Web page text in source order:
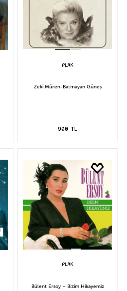
Zeki Müren-Batmayan Güneş
900 TL
Bülent Ersoy – Bizim Hikayemiz